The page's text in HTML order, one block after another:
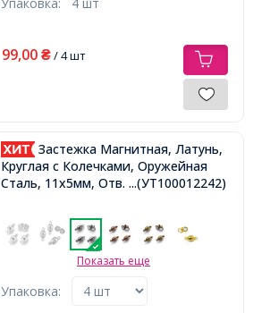
99,00 ₴/ 4 шт
Застежка Магнитная, Латунь,
Круглая с Колечками, Оружейная
Сталь, 11x5мм, Отв. 1мм,...(УТ100012242)
Показать еще
Упаковка: